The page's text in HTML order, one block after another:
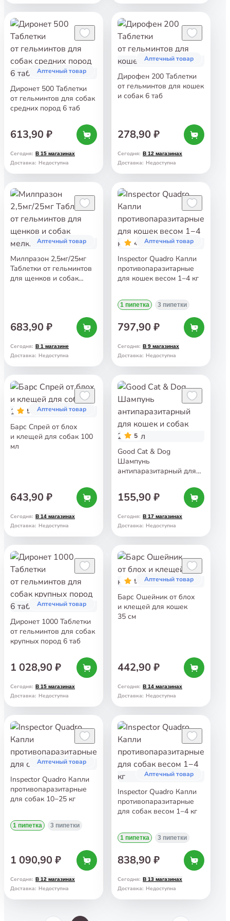
Аптечный товар
Диронет 500 Таблетки
от гельминтов для собак
средних пород 6 таб
613,90 ₽
Сегодня: В 15 магазинах
Доставка: Недоступна
Аптечный товар
Дирофен 200 Таблетки
от гельминтов для кошек
и собак 6 таб
278,90 ₽
Сегодня: В 12 магазинах
Доставка: Недоступна
Аптечный товар
Милпразон 2,5мг/25мг
Таблетки от гельминтов
для щенков и собак
683,90 ₽
Сегодня: В 1 магазине
Доставка: Недоступна
4 Аптечный товар
Inspector Quadro Капли
противопаразитарные
для кошек весом 1−4 кг
1 пипетка 3 пипетки
797,90 ₽
Сегодня: В 9 магазинах
Доставка: Недоступна
5 Аптечный товар
Барс Спрей от блох
и клещей для собак 100
мл
643,90 ₽
Сегодня: В 14 магазинах
Доставка: Недоступна
5
Good Cat & Dog
Шампунь
антипаразитарный для
155,90 ₽
Сегодня: В 17 магазинах
Доставка: Недоступна
Аптечный товар
Диронет 1000 Таблетки
от гельминтов для собак
крупных пород 6 таб
1 028,90 ₽
Сегодня: В 15 магазинах
Доставка: Недоступна
5 Аптечный товар
Барс Ошейник от блох
и клещей для кошек
35 см
442,90 ₽
Сегодня: В 14 магазинах
Доставка: Недоступна
Аптечный товар
Inspector Quadro Капли
противопаразитарные
для собак 10−25 кг
1 пипетка 3 пипетки
1 090,90 ₽
Сегодня: В 12 магазинах
Доставка: Недоступна
Аптечный товар
Inspector Quadro Капли
противопаразитарные
для собак весом 1−4 кг
1 пипетка 3 пипетки
838,90 ₽
Сегодня: В 13 магазинах
Доставка: Недоступна